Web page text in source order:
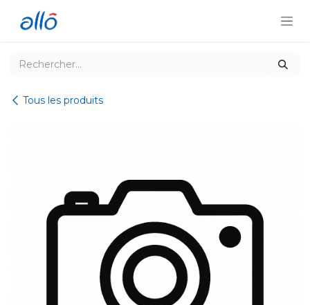
Tous les produits